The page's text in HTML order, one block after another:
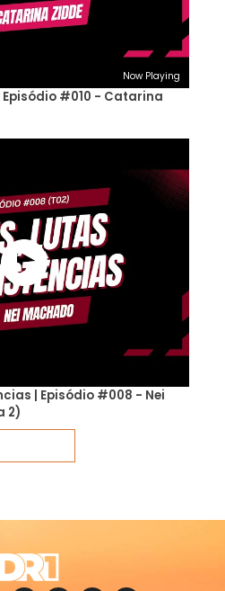
Now Playing
#010 - Catarina
| Episódio #008 - Nei
2)